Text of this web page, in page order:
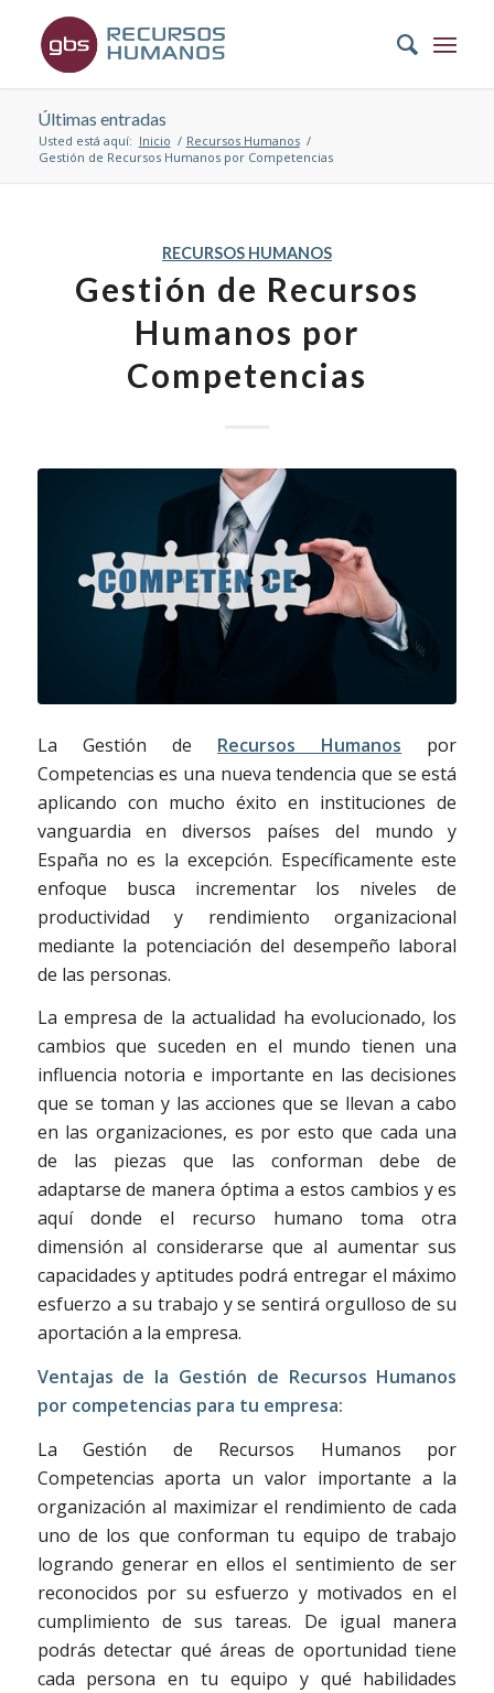
Últimas entradas
Usted está aquí: Inicio / Recursos Humanos /
Gestión de Recursos Humanos por Competencias
RECURSOS HUMANOS
Gestión de Recursos
Humanos por
Competencias
La Gestión de Recursos Humanos por
Competencias es una nueva tendencia que se está
aplicando con mucho éxito en instituciones de
vanguardia en diversos países del mundo y
España no es la excepción. Específicamente este
enfoque busca incrementar los niveles de
productividad y rendimiento organizacional
mediante la potenciación del desempeño laboral
de las personas.
La empresa de la actualidad ha evolucionado, los
cambios que suceden en el mundo tienen una
influencia notoria e importante en las decisiones
que se toman y las acciones que se llevan a cabo
en las organizaciones, es por esto que cada una
de las piezas que las conforman debe de
adaptarse de manera óptima a estos cambios y es
aquí donde el recurso humano toma otra
dimensión al considerarse que al aumentar sus
capacidades y aptitudes podrá entregar el máximo
esfuerzo a su trabajo y se sentirá orgulloso de su
aportación a la empresa.
Ventajas de la Gestión de Recursos Humanos
por competencias para tu empresa:
La Gestión de Recursos Humanos por
Competencias aporta un valor importante a la
organización al maximizar el rendimiento de cada
uno de los que conforman tu equipo de trabajo
logrando generar en ellos el sentimiento de ser
reconocidos por su esfuerzo y motivados en el
cumplimiento de sus tareas. De igual manera
podrás detectar qué áreas de oportunidad tiene
cada persona en tu equipo y qué habilidades